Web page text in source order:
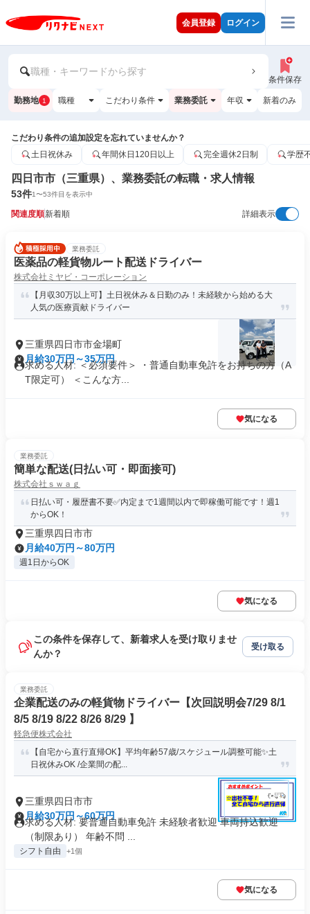
会員登録 ログイン
職種・キーワードから探す
条件保存
勤務地 1 職種 こだわり条件 業務委託 年収 新着のみ
こだわり条件の追加設定を忘れていませんか？
土日祝休み
年間休日120日以上 完全週休2日制 学歴
四日市市（三重県）、業務委託の転職・求人情報
53件1〜53件目を表示中
関連度順新着順 詳細表示
業務委託
医薬品の軽貨物ルート配送ドライバー
株式会社ミヤビ・コーポレーション
【月収30万以上可】土日祝休み＆日勤のみ！未経験から始める大
人気の医療貢献ドライバー
三重県四日市市金場町
月給30万円～35万円
求める人材: ＜必須要件＞ ・普通自動車免許をお持ちの方（A
T限定可） ＜こんな方...
気になる
業務委託
簡単な配送(日払い可・即面接可)
株式会社ｓｗａｇ
日払い可・履歴書不要✅内定まで1週間以内で即稼働可能です！週1
からOK！
三重県四日市市
月給40万円～80万円
週1日からOK
気になる
この条件を保存して、新着求人を受け取りませ
んか？
受け取る
業務委託
企業配送のみの軽貨物ドライバー【次回説明会7/29 8/1
8/5 8/19 8/22 8/26 8/29 】
軽急便株式会社
【自宅から直行直帰OK】平均年齢57歳/スケジュール調整可能✨土
日祝休みOK /企業間の配...
三重県四日市市
月給30万円～60万円
求める人材: 要普通自動車免許 未経験者歓迎 車両持込歓迎
（制限あり） 年齢不問 ...
シフト自由 +1個
気になる